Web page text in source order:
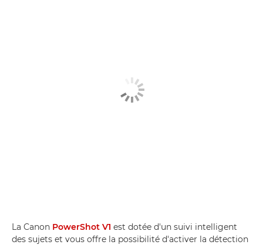
La Canon PowerShot V1 est dotée d'un suivi intelligent
des sujets et vous offre la possibilité d'activer la détection